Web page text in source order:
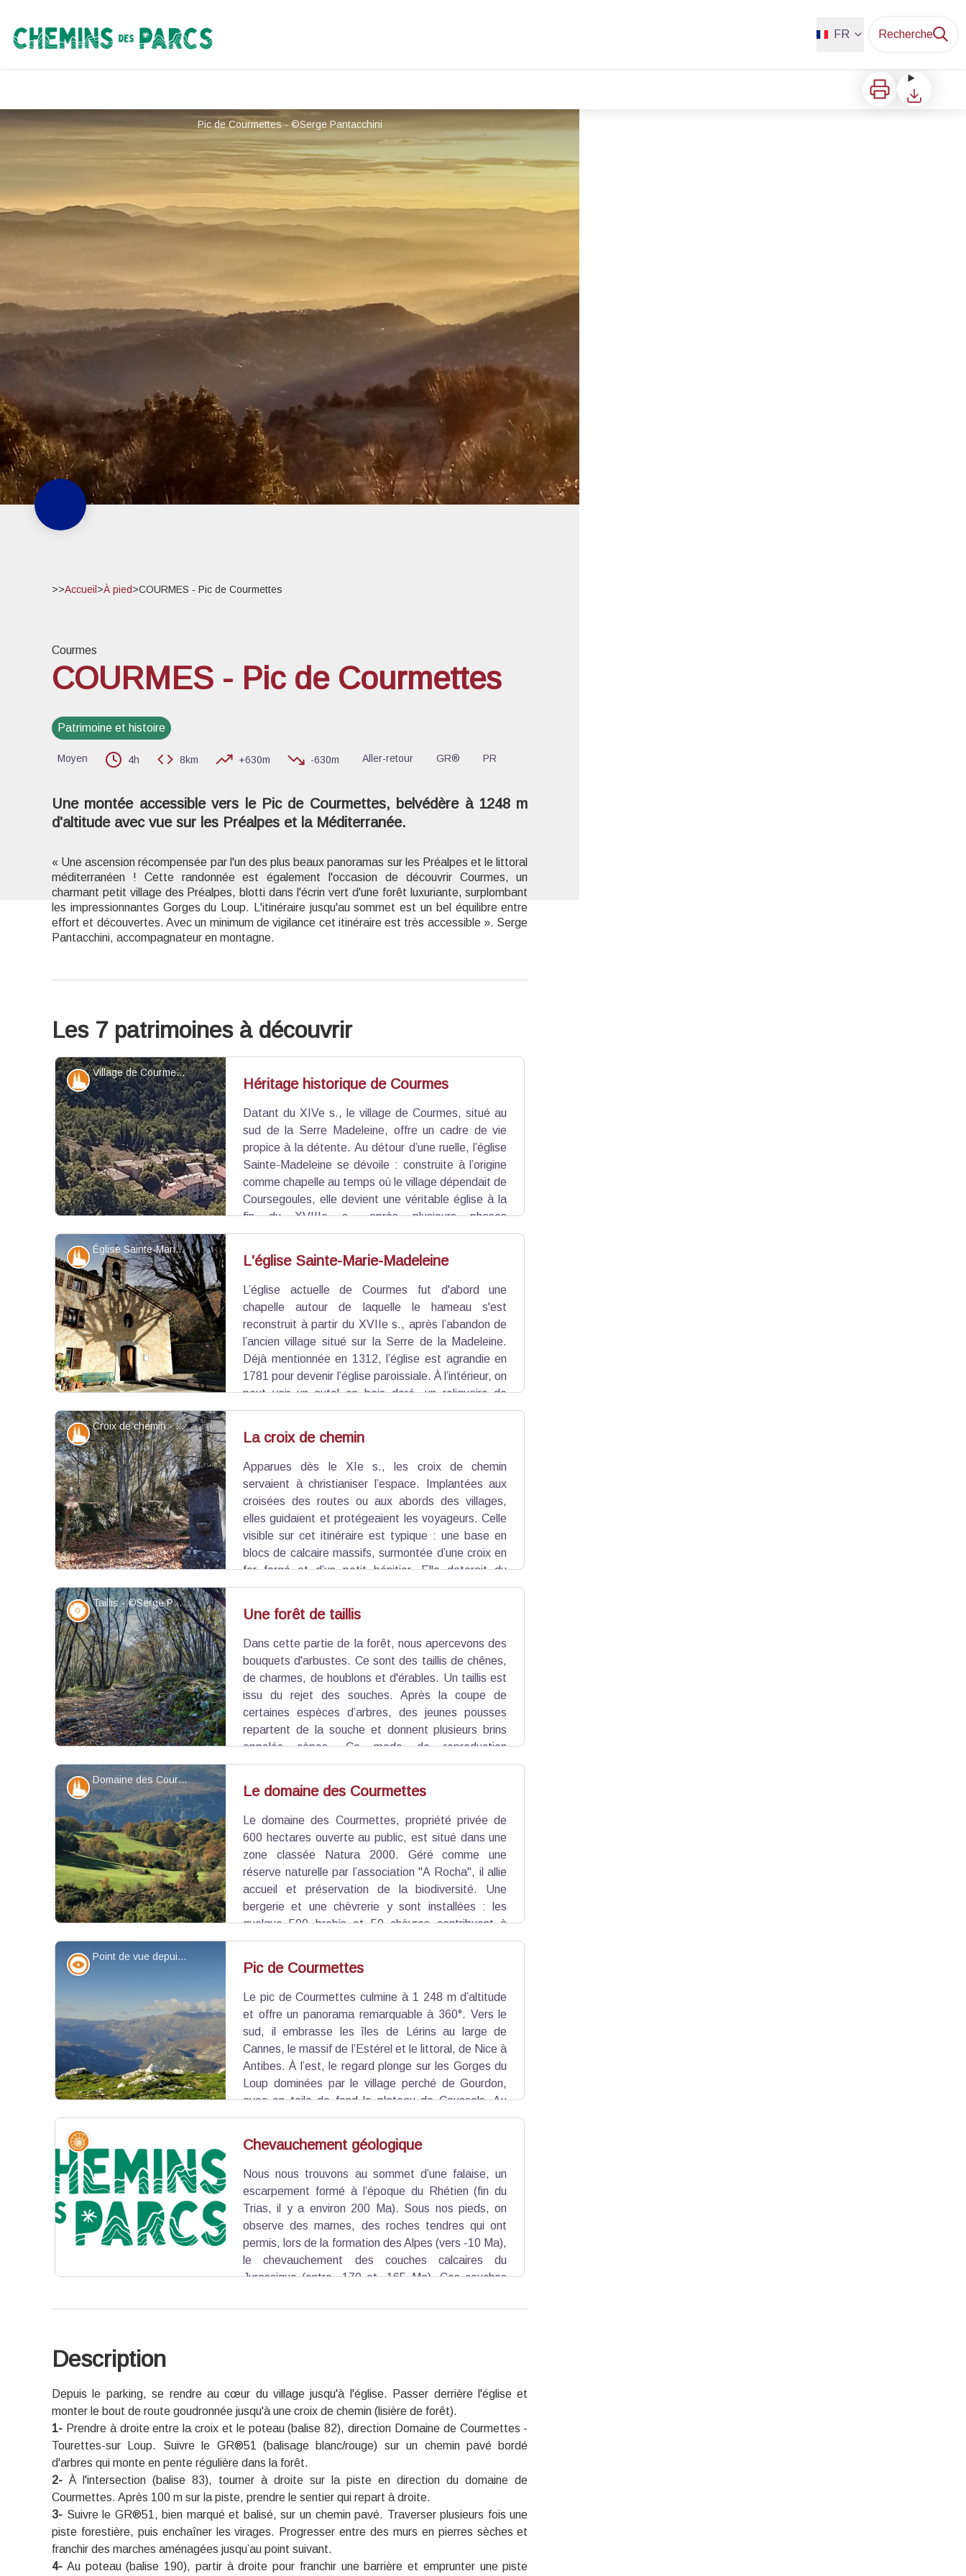
Chemins des Parcs FR Recherche
ImprimerTélécharger
Pic de Courmettes - ©Serge Pantacchini
>>Accueil >À pied>COURMES - Pic de Courmettes
Courmes
COURMES - Pic de Courmettes
Patrimoine et histoire
Moyen 4h 8km +630m -630m Aller-retour GR® PR
Une montée accessible vers le Pic de Courmettes, belvédère à 1248 m
d'altitude avec vue sur les Préalpes et la Méditerranée.
« Une ascension récompensée par l'un des plus beaux panoramas sur les Préalpes et le littoral
méditerranéen ! Cette randonnée est également l'occasion de découvrir Courmes, un
charmant petit village des Préalpes, blotti dans l'écrin vert d'une forêt luxuriante, surplombant
les impressionnantes Gorges du Loup. L'itinéraire jusqu'au sommet est un bel équilibre entre
effort et découvertes. Avec un minimum de vigilance cet itinéraire est très accessible ». Serge
Pantacchini, accompagnateur en montagne.
Les 7 patrimoines à découvrir
Village de Courmes - ©Kévin Mascarte - PNR Préalpes d'Azur
Voir l'image en plein écran
Patrimoine et histoire Héritage historique de Courmes
Datant du XIVe s., le village de Courmes, situé au
sud de la Serre Madeleine, offre un cadre de vie
propice à la détente. Au détour d’une ruelle, l’église
Sainte-Madeleine se dévoile : construite à l’origine
comme chapelle au temps où le village dépendait de
Coursegoules, elle devient une véritable église à la
fin du XVIIIe s., après plusieurs phases
d’agrandissement.
Église Sainte-Marie-Madeleine - ©Serge Pantacchini
Voir l'image en plein écran
Patrimoine et histoire L'église Sainte-Marie-Madeleine
L’église actuelle de Courmes fut d'abord une
chapelle autour de laquelle le hameau s'est
reconstruit à partir du XVIIe s., après l’abandon de
l’ancien village situé sur la Serre de la Madeleine.
Déjà mentionnée en 1312, l’église est agrandie en
1781 pour devenir l’église paroissiale. À l’intérieur, on
peut voir un autel en bois doré, un reliquaire de
Saint-Félix, patron du village, ainsi que le tombeau des seigneurs de Cormis. L’édifice
a fait l’objet d’une réfection en 1996.
Croix de chemin - ©Serge Pantacchini
Voir l'image en plein écran
Patrimoine et histoire La croix de chemin
Apparues dès le XIe s., les croix de chemin
servaient à christianiser l’espace. Implantées aux
croisées des routes ou aux abords des villages,
elles guidaient et protégeaient les voyageurs. Celle
visible sur cet itinéraire est typique : une base en
blocs de calcaire massifs, surmontée d’une croix en
fer forgé et d’un petit bénitier. Elle daterait du
XVIIIe s.
Taillis - ©Serge Pantacchini
Voir l'image en plein écran
Flore Une forêt de taillis
Dans cette partie de la forêt, nous apercevons des
bouquets d'arbustes. Ce sont des taillis de chênes,
de charmes, de houblons et d'érables. Un taillis est
issudu rejet des souches. Après la coupe de
certainesespèces d’arbres,
des jeunes pousses
repartent de la souche et donnent plusieurs brins
appelés cèpes.
Ce mode de reproduction
végétative est souvent utilisé pour obtenir du bois de chauffage, que l'on récolte
régulièrement sur une période de 10 à 30 ans selon l'espèce.
Domaine des Courmettes - ©Serge Pantacchini
Voir l'image en plein écran
Patrimoine et histoire Le domaine des Courmettes
Le domaine des Courmettes, propriété privée de
600 hectares ouverte au public, est situé dans une
zone classée Natura 2000. Géré comme une
réserve naturelle par l’association "A Rocha", il allie
accueil et préservation de la biodiversité. Une
bergerie et une chèvrerie y sont installées : les
quelque 500 brebis et 50 chèvres contribuent à
l’entretien des prairies et sous-bois.
Point de vue depuis le pic de Courmettes - ©Serge Pantacchini
Voir l'image en plein écran
Point de vue - sommet Pic de Courmettes
Le pic de Courmettes culmine à 1 248 m d’altitude
et offre un panorama remarquable à 360°. Vers le
sud, il embrasse les îles de Lérins au large de
Cannes, le massif de l’Estérel et le littoral, de Nice à
Antibes. À l’est, le regard plonge sur les Gorges du
Loup dominées par le village perché de Gourdon,
avec en toile de fond le plateau de Caussols. Au
nord, Courmes se découvre en contrebas, tandis que la vallée du Loup révèle les
villages de Cipières et de Gréolières, nichés au pied du mont Cheiron.
Voir l'image en plein écran
Chevauchement géologique
Nous nous trouvons au sommet d’une falaise, un
escarpement formé à l’époque du Rhétien (fin du
Trias, il y a environ 200 Ma). Sous nos pieds, on
observe des marnes, des roches tendres qui ont
permis, lors de la formation des Alpes (vers -10 Ma),
le chevauchement des couches calcaires du
Jurassique (entre -170 et -165 Ma). Ces couches
jusqu’au sommet du pic de Courmettes.
Description
Depuis le parking, se rendre au cœur du village jusqu'à l'église. Passer derrière l'église et
monter le bout de route goudronnée jusqu'à une croix de chemin (lisière de forêt).
1- Prendre à droite entre la croix et le poteau (balise 82), direction Domaine de Courmettes -
Tourettes-sur Loup. Suivre le GR®51 (balisage blanc/rouge) sur un chemin pavé bordé
d'arbres qui monte en pente régulière dans la forêt.
2- À l'intersection (balise 83), tourner à droite sur la piste en direction du domaine de
Courmettes. Après 100 m sur la piste, prendre le sentier qui repart à droite.
3- Suivre le GR®51, bien marqué et balisé, sur un chemin pavé. Traverser plusieurs fois une
piste forestière, puis enchaîner les virages. Progresser entre des murs en pierres sèches et
franchir des marches aménagées jusqu’au point suivant.
4- Au poteau (balise 190), partir à droite pour franchir une barrière et emprunter une piste